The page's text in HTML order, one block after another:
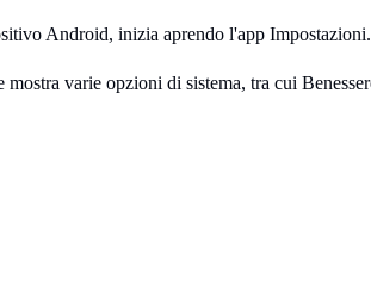
Android, inizia aprendo l'app Impostazioni.